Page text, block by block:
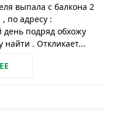
выпала с балкона 2
по адресу :
подряд обхожу
. Откликает...